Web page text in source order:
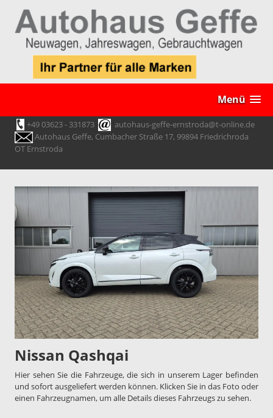
Menü
+49 03623 - 331873
autohaus-geffe-ernstroda@t-online.de
Autohaus Geffe, Cumbacher Straße 17, 99894 Friedrichroda
OT Ernstroda
Nissan Qashqai
Hier sehen Sie die Fahrzeuge, die sich in unserem Lager befinden
und sofort ausgeliefert werden können. Klicken Sie in das Foto oder
einen Fahrzeugnamen, um alle Details dieses Fahrzeugs zu sehen.